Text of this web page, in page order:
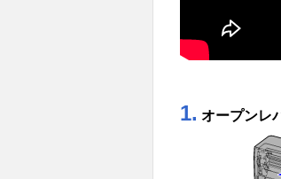
1. オープンレ